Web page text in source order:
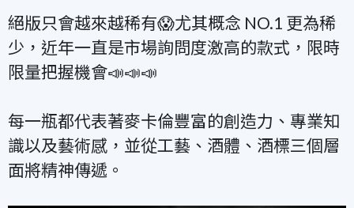
絕版只會越來越稀有😱尤其概念 NO.1 更為稀
少，近年一直是市場詢問度激高的款式，限時
限量把握機會📣📣📣
每一瓶都代表著麥卡倫豐富的創造力、專業知
識以及藝術感，並從工藝、酒體、酒標三個層
面將精神傳遞。